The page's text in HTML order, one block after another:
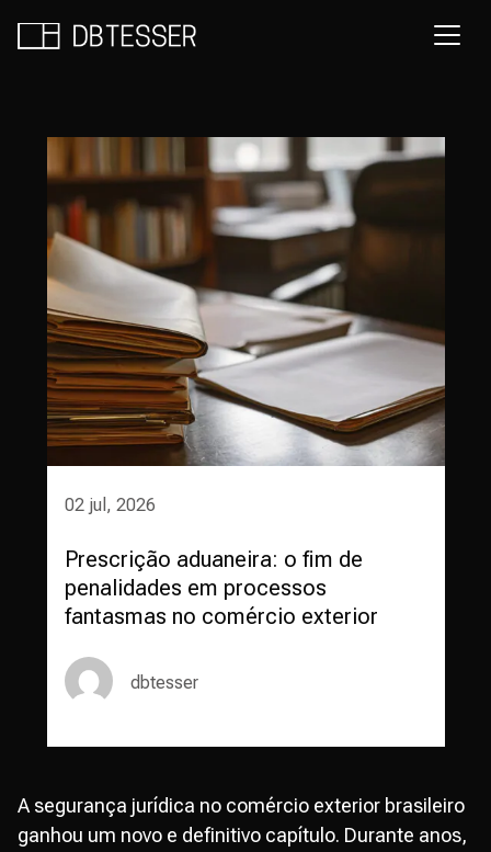
02 jul, 2026
Prescrição aduaneira: o fim de
penalidades em processos
fantasmas no comércio exterior
dbtesser
A segurança jurídica no comércio exterior brasileiro
ganhou um novo e definitivo capítulo. Durante anos,